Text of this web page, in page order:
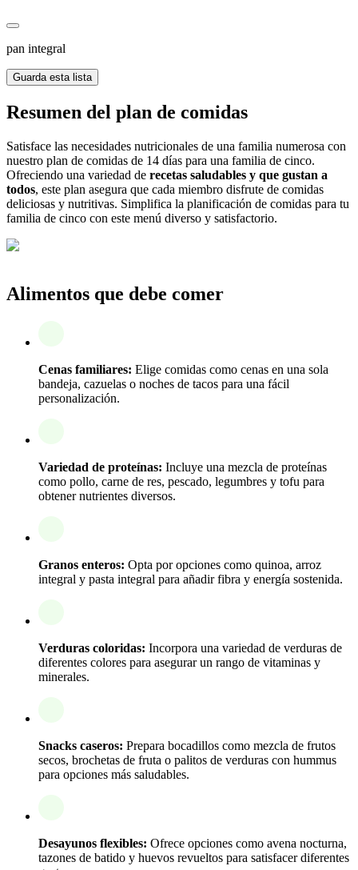
pan integral
Guarda esta lista
Resumen del plan de comidas
Satisface las necesidades nutricionales de una familia numerosa con
nuestro plan de comidas de 14 días para una familia de cinco.
Ofreciendo una variedad de recetas saludables y que gustan a
todos, este plan asegura que cada miembro disfrute de comidas
deliciosas y nutritivas. Simplifica la planificación de comidas para tu
familia de cinco con este menú diverso y satisfactorio.
Alimentos que debe comer
Cenas familiares: Elige comidas como cenas en una sola
bandeja, cazuelas o noches de tacos para una fácil
personalización.
Variedad de proteínas: Incluye una mezcla de proteínas
como pollo, carne de res, pescado, legumbres y tofu para
obtener nutrientes diversos.
Granos enteros: Opta por opciones como quinoa, arroz
integral y pasta integral para añadir fibra y energía sostenida.
Verduras coloridas: Incorpora una variedad de verduras de
diferentes colores para asegurar un rango de vitaminas y
minerales.
Snacks caseros: Prepara bocadillos como mezcla de frutos
secos, brochetas de fruta o palitos de verduras con hummus
para opciones más saludables.
Desayunos flexibles: Ofrece opciones como avena nocturna,
tazones de batido y huevos revueltos para satisfacer diferentes